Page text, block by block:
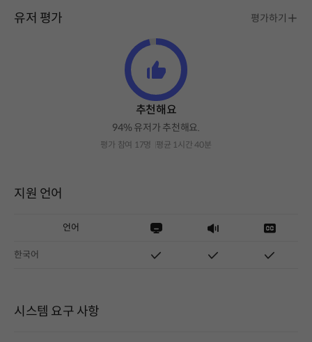
유저 평가 평가하기
추천해요
94% 유저가 추천해요.
평가 참여 17명 평균 1시간 40분
지원 언어
언어
한국어
시스템 요구 사항